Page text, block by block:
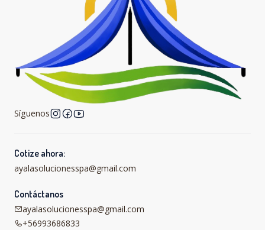
Síguenos
Cotize ahora:
ayalasolucionesspa@gmail.com
Contáctanos
ayalasolucionesspa@gmail.com
+56993686833